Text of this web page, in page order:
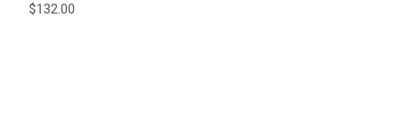
$132.00